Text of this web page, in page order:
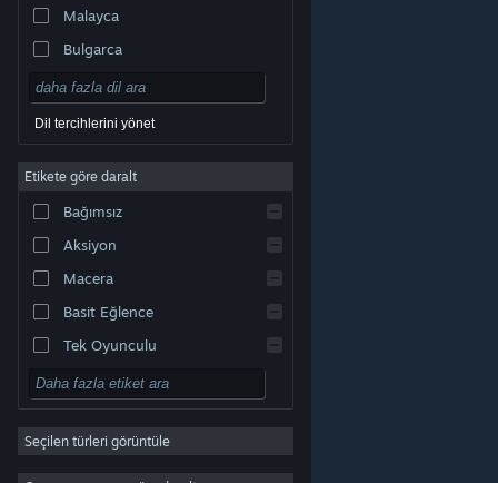
© Valve Corporation. Tüm hakları saklıdır. Tüm ticari
markalar, ABD ve diğer ülkelerde ilgili sahiplerinin
mülkiyetindedir.Gizlilik Politikası|Yasal Bilgi|
Erişilebilirlik|Steam Abonelik Sözleşmesi
Çerezler
Malayca
Bulgarca
Çekçe
Danca
Almanca
İngilizce
Kastilya İspanyolcası
Latin Amerika İspanyolcası
Dil tercihlerini yönet
Etikete göre daralt
Bağımsız
Aksiyon
Macera
Basit Eğlence
Tek Oyunculu
Simülasyon
RYO
Strateji
2D
Seçilen türleri görüntüle